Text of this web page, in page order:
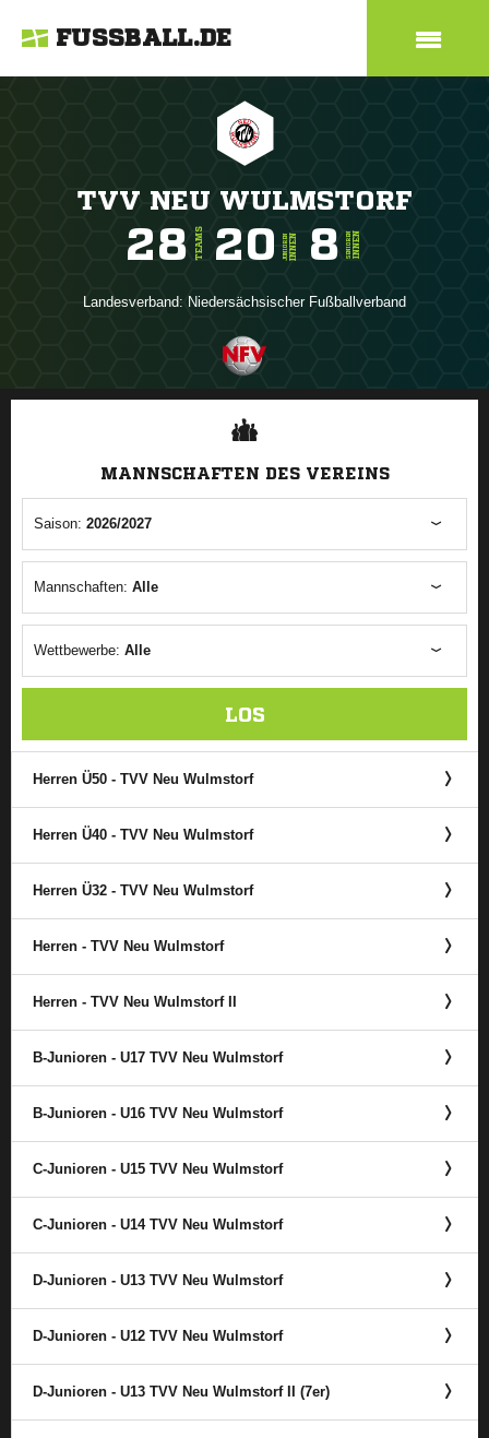
FUSSBALL.DE
TVV NEU WULMSTORF
28 TEAMS 20 JUNIORENINNEN 8 SENIORENINNEN
Landesverband: Niedersächsischer Fußballverband
ANZEIGE
MANNSCHAFTEN DES VEREINS
Saison: 2026/2027
Mannschaften: Alle
Wettbewerbe: Alle
LOS
Herren Ü50 - TVV Neu Wulmstorf
Herren Ü40 - TVV Neu Wulmstorf
Herren Ü32 - TVV Neu Wulmstorf
Herren - TVV Neu Wulmstorf
Herren - TVV Neu Wulmstorf II
B-Junioren - U17 TVV Neu Wulmstorf
B-Junioren - U16 TVV Neu Wulmstorf
C-Junioren - U15 TVV Neu Wulmstorf
C-Junioren - U14 TVV Neu Wulmstorf
D-Junioren - U13 TVV Neu Wulmstorf
D-Junioren - U12 TVV Neu Wulmstorf
D-Junioren - U13 TVV Neu Wulmstorf II (7er)